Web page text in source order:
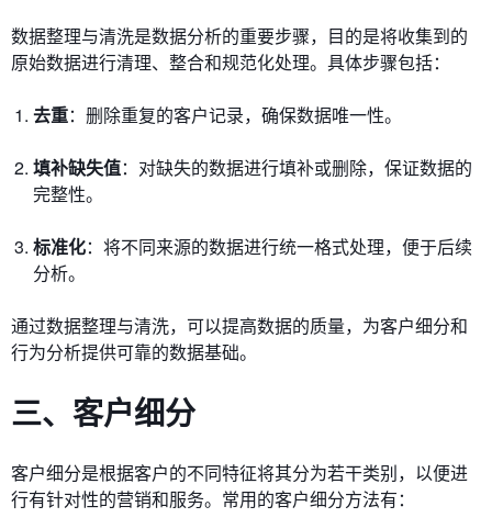
数据整理与清洗是数据分析的重要步骤，目的是将收集到的
原始数据进行清理、整合和规范化处理。具体步骤包括：
去重：删除重复的客户记录，确保数据唯一性。
填补缺失值：对缺失的数据进行填补或删除，保证数据的
完整性。
标准化：将不同来源的数据进行统一格式处理，便于后续
分析。
通过数据整理与清洗，可以提高数据的质量，为客户细分和
行为分析提供可靠的数据基础。
三、客户细分
客户细分是根据客户的不同特征将其分为若干类别，以便进
行有针对性的营销和服务。常用的客户细分方法有：